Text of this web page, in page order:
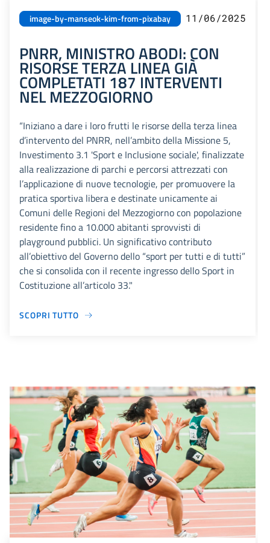
image-by-manseok-kim-from-pixabay 11/06/2025
PNRR, MINISTRO ABODI: CON
RISORSE TERZA LINEA GIÀ
COMPLETATI 187 INTERVENTI
NEL MEZZOGIORNO
“Iniziano a dare i loro frutti le risorse della terza linea
d’intervento del PNRR, nell’ambito della Missione 5,
Investimento 3.1 'Sport e Inclusione sociale', finalizzate
alla realizzazione di parchi e percorsi attrezzati con
l’applicazione di nuove tecnologie, per promuovere la
pratica sportiva libera e destinate unicamente ai
Comuni delle Regioni del Mezzogiorno con popolazione
residente fino a 10.000 abitanti sprovvisti di
playground pubblici. Un significativo contributo
all’obiettivo del Governo dello “sport per tutti e di tutti”
che si consolida con il recente ingresso dello Sport in
Costituzione all’articolo 33."
SCOPRI TUTTO